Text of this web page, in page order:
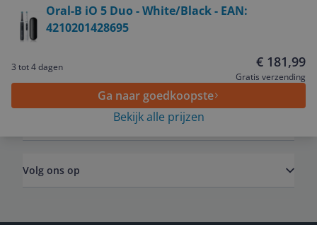
Oral-B iO 5 Duo - White/Black - EAN:
4210201428695
3 tot 4 dagen € 181,99
Gratis verzending
Ga naar goedkoopste
Bekijk alle prijzen
Service
Algemeen
Volg ons op